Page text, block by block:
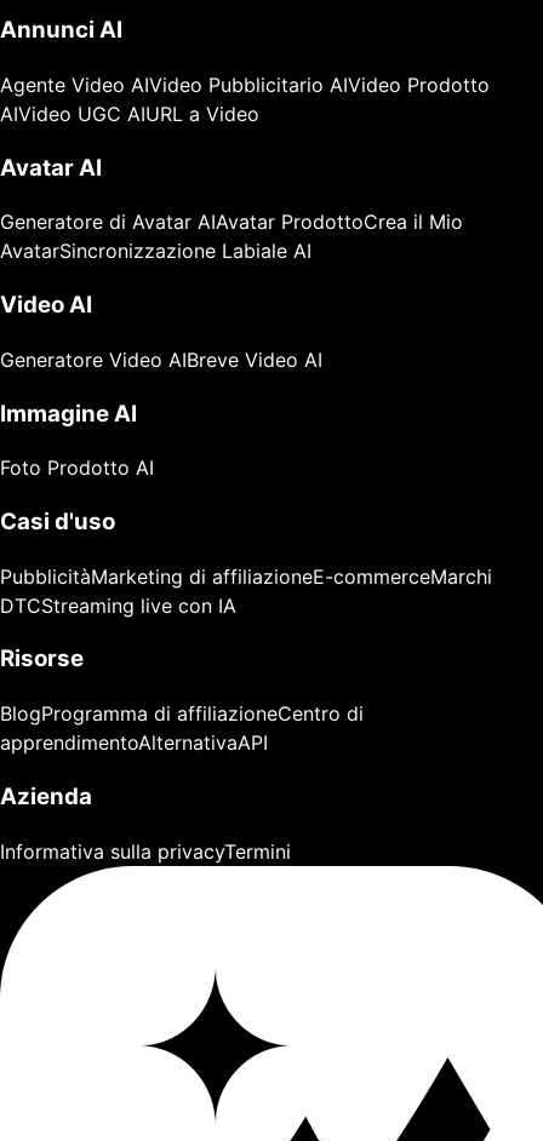
Annunci AI
Agente Video AIVideo Pubblicitario AIVideo Prodotto
AIVideo UGC AIURL a Video
Avatar AI
Generatore di Avatar AIAvatar ProdottoCrea il Mio
AvatarSincronizzazione Labiale AI
Video AI
Generatore Video AIBreve Video AI
Immagine AI
Foto Prodotto AI
Casi d'uso
PubblicitàMarketing di affiliazioneE-commerceMarchi
DTCStreaming live con IA
Risorse
BlogProgramma di affiliazioneCentro di
apprendimentoAlternativaAPI
Azienda
Informativa sulla privacyTermini